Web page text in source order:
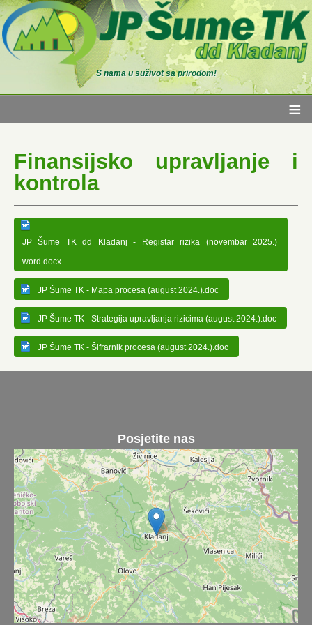
S nama u suživot sa prirodom!
≡
Finansijsko upravljanje i
kontrola
JP Šume TK dd Kladanj - Registar rizika (novembar 2025.)
word.docx
JP Šume TK - Mapa procesa (august 2024.).doc
JP Šume TK - Strategija upravljanja rizicima (august 2024.).doc
JP Šume TK - Šifrarnik procesa (august 2024.).doc
Posjetite nas